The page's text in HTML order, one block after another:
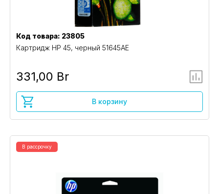
Код товара: 23805
Картридж HP 45, черный 51645AE
331,00 Br
В корзину
В рассрочку